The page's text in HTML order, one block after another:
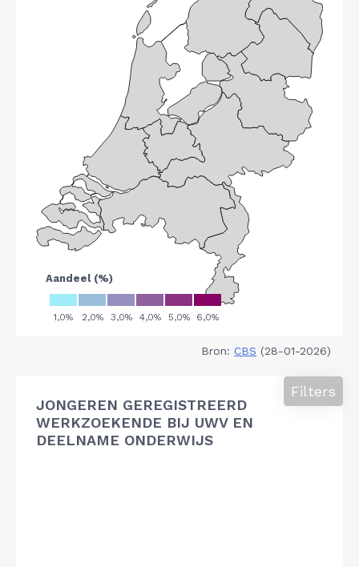
Bron: CBS (28-01-2026)
JONGEREN GEREGISTREERD
WERKZOEKENDE BIJ UWV EN
DEELNAME ONDERWIJS
Filters